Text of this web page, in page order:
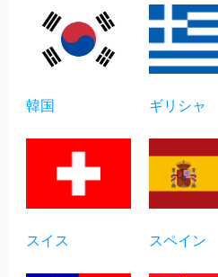
韓国 ギリシャ
スイス スペイン